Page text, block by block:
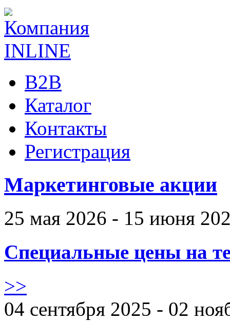
B2B
Каталог
Контакты
Регистрация
Маркетинговые акции
25 мая 2026 - 15 июня
Специальные цены на
>>
04 сентября 2025 - 02